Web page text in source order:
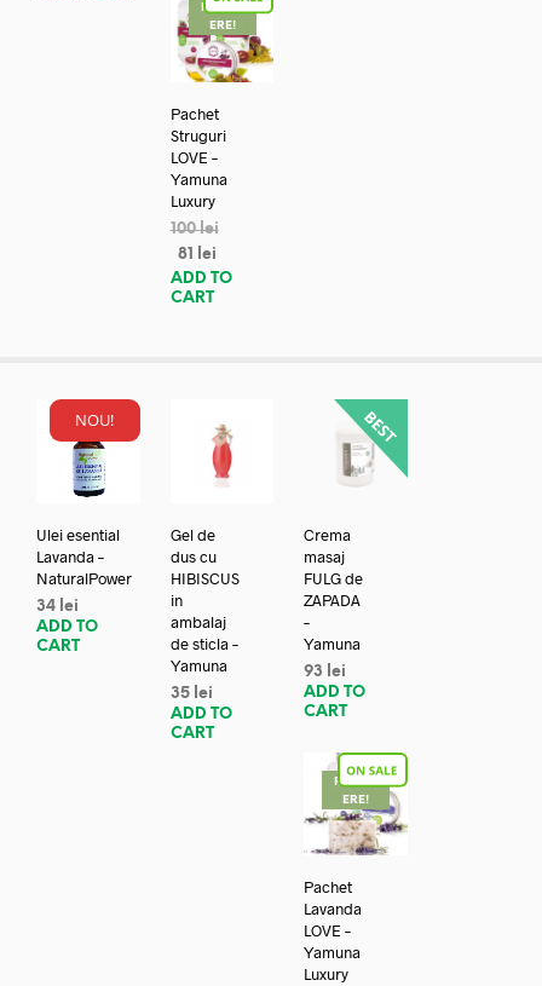
REDUC
ERE!
Pachet
Struguri
LOVE –
Yamuna
Luxury
100lei
81
lei
ADD TO
CART
NOU!
Ulei esential
Lavanda –
NaturalPower
34 lei
ADD TO
CART
Gel de
dus cu
HIBISCUS
in
ambalaj
de sticla –
Yamuna
35 lei
ADD TO
CART
Crema
masaj
FULG de
ZAPADA
–
Yamuna
93
lei
ADD TO
CART
REDUC
ERE!
Pachet
Lavanda
LOVE –
Yamuna
Luxury